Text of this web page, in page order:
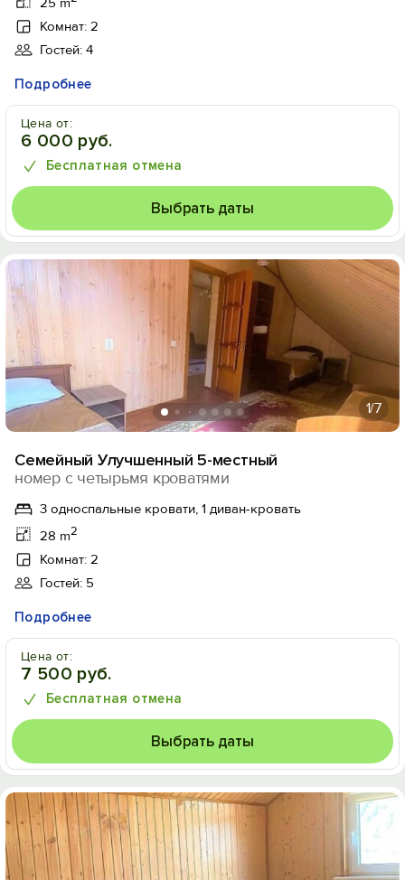
Комнат: 2
Гостей: 4
Подробнее
Цена от:
6 000 руб.
Бесплатная отмена
Выбрать даты
1/7
Семейный Улучшенный 5-местный
номер с четырьмя кроватями
3 односпальные кровати, 1 диван-кровать
28 m2
Комнат: 2
Гостей: 5
Подробнее
Цена от:
7 500 руб.
Бесплатная отмена
Выбрать даты